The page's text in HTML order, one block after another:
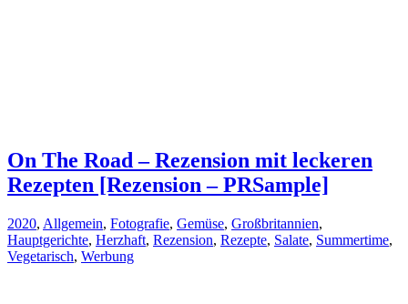
On The Road – Rezension mit leckeren
Rezepten [Rezension – PRSample]
2020, Allgemein, Fotografie, Gemüse, Großbritannien,
Hauptgerichte, Herzhaft, Rezension, Rezepte, Salate, Summertime,
Vegetarisch, Werbung